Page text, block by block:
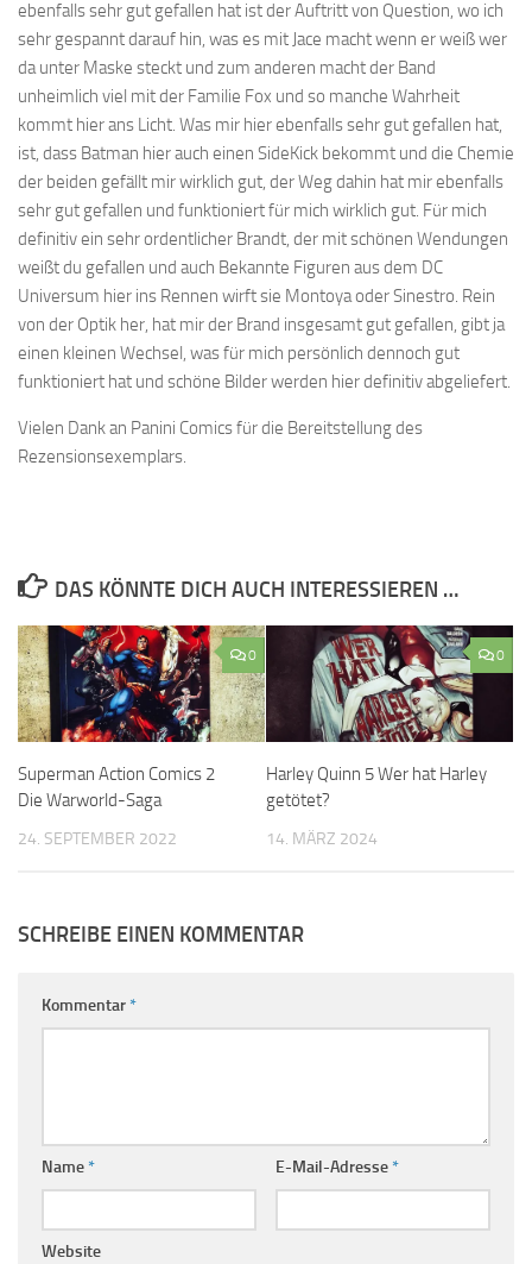
ebenfalls sehr gut gefallen hat ist der Auftritt von Question, wo ich
sehr gespannt darauf hin, was es mit Jace macht wenn er weiß wer
da unter Maske steckt und zum anderen macht der Band
unheimlich viel mit der Familie Fox und so manche Wahrheit
kommt hier ans Licht. Was mir hier ebenfalls sehr gut gefallen hat,
ist, dass Batman hier auch einen SideKick bekommt und die Chemie
der beiden gefällt mir wirklich gut, der Weg dahin hat mir ebenfalls
sehr gut gefallen und funktioniert für mich wirklich gut. Für mich
definitiv ein sehr ordentlicher Brandt, der mit schönen Wendungen
weißt du gefallen und auch Bekannte Figuren aus dem DC
Universum hier ins Rennen wirft sie Montoya oder Sinestro. Rein
von der Optik her, hat mir der Brand insgesamt gut gefallen, gibt ja
einen kleinen Wechsel, was für mich persönlich dennoch gut
funktioniert hat und schöne Bilder werden hier definitiv abgeliefert.
Vielen Dank an Panini Comics für die Bereitstellung des
Rezensionsexemplars.
DAS KÖNNTE DICH AUCH INTERESSIEREN …
0
Superman Action Comics 2
Die Warworld-Saga
24. SEPTEMBER 2022
0
Harley Quinn 5 Wer hat Harley
getötet?
14. MÄRZ 2024
SCHREIBE EINEN KOMMENTAR
Kommentar*
Name* E-Mail-Adresse*
Website